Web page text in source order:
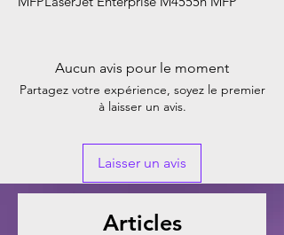
Aucun avis pour le moment
Partagez votre expérience, soyez le premier
à laisser un avis.
Laisser un avis
Articles